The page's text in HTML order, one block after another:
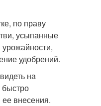
по праву
усыпанные
удобрений.
на
быстро
внесения.